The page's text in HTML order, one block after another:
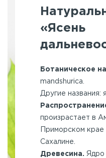
«Ясень
Ботаническое
mandshurica.
Другие названия:
произрастает в
Приморском
Сахалине.
Древесина. Ядро